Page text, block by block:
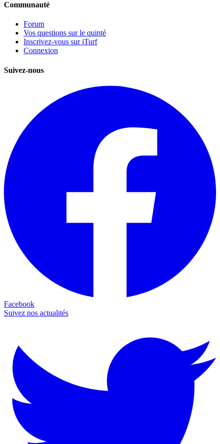
Communauté
Forum
Vos questions sur le quinté
Inscrivez-vous sur iTurf
Connexion
Suivez-nous
Facebook
Suivez nos actualités